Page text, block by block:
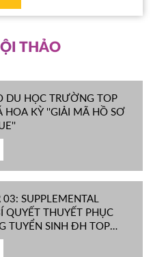
THẢO
DU HỌC TRƯỜNG TOP
HOA KỲ ''GIẢI MÃ HỒ SƠ
SUPPLEMENTAL
QUYẾT THUYẾT PHỤC
TUYỂN SINH ĐH TOP